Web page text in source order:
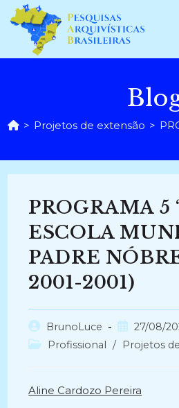
para
conteúdo
> Projetos de extensão >
PROGRAMA 5
ESCOLA
PADRE
2001-2001)
Autor
do
BrunoLuce
Post
publicado:
27/08/
Categoria
Profissional / Projetos
Aline Cardozo Pereira